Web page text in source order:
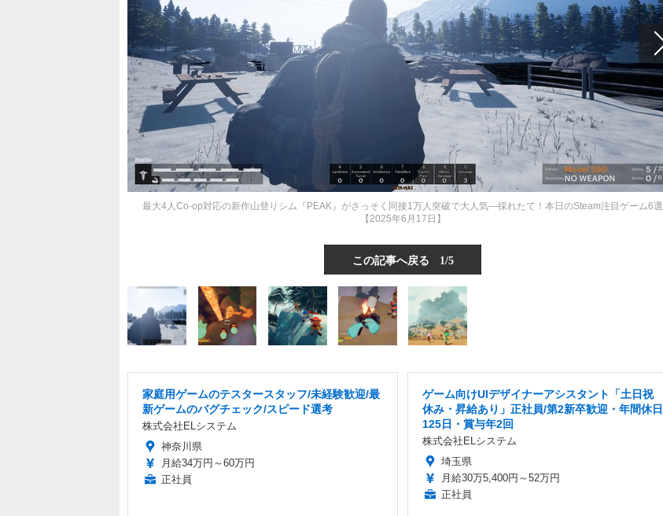
最大4人Co-op対応の新作山登りシム『PEAK』がさっそく同接1万人突破で大人気―採れたて！本日のSteam注目ゲーム6選
【2025年6月17日】
この記事へ戻る 1/5
家庭用ゲームのテスタースタッフ/未経験歓迎/最
新ゲームのバグチェック/スピード選考
株式会社ELシステム
神奈川県
月給34万円～60万円
正社員
ゲーム向けUIデザイナーアシスタント「土日祝
休み・昇給あり」正社員/第2新卒歓迎・年間休日
125日・賞与年2回
株式会社ELシステム
埼玉県
月給30万5,400円～52万円
正社員